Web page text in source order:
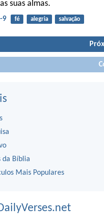
suas almas.
9 fé alegria salvação
da Bíblia
Mais Populares